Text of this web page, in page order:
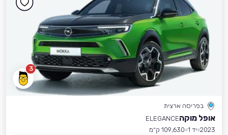
3
בפריסה ארצית
אופל מוקהELEGANCE
2023 יד 1
109,630 ק״מ